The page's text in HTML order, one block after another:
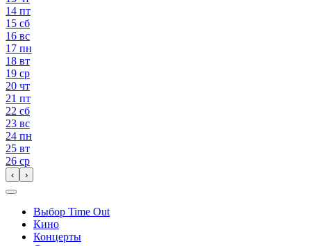
14 пт
15 сб
16 вс
17 пн
18 вт
19 ср
20 чт
21 пт
22 сб
23 вс
24 пн
25 вт
26 ср
‹ ›
Выбор Time Out
Кино
Концерты